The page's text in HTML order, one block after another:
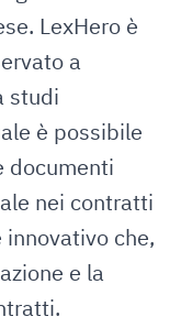
LexHero è
a
studi
è possibile
documenti
nei contratti
che,
e la